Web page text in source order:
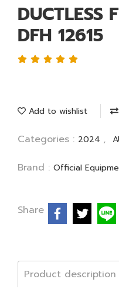
DUCTLESS
DFH 12615
Add to wishlist
Categories : 2024 ,
Brand : Official
Share
Product description